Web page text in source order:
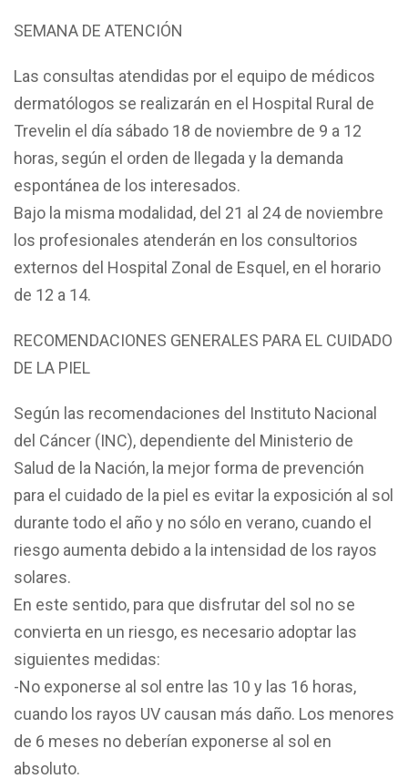
SEMANA DE ATENCIÓN
Las consultas atendidas por el equipo de médicos
dermatólogos se realizarán en el Hospital Rural de
Trevelin el día sábado 18 de noviembre de 9 a 12
horas, según el orden de llegada y la demanda
espontánea de los interesados.
Bajo la misma modalidad, del 21 al 24 de noviembre
los profesionales atenderán en los consultorios
externos del Hospital Zonal de Esquel, en el horario
de 12 a 14.
RECOMENDACIONES GENERALES PARA EL CUIDADO
DE LA PIEL
Según las recomendaciones del Instituto Nacional
del Cáncer (INC), dependiente del Ministerio de
Salud de la Nación, la mejor forma de prevención
para el cuidado de la piel es evitar la exposición al sol
durante todo el año y no sólo en verano, cuando el
riesgo aumenta debido a la intensidad de los rayos
solares.
En este sentido, para que disfrutar del sol no se
convierta en un riesgo, es necesario adoptar las
siguientes medidas:
-No exponerse al sol entre las 10 y las 16 horas,
cuando los rayos UV causan más daño. Los menores
de 6 meses no deberían exponerse al sol en
absoluto.